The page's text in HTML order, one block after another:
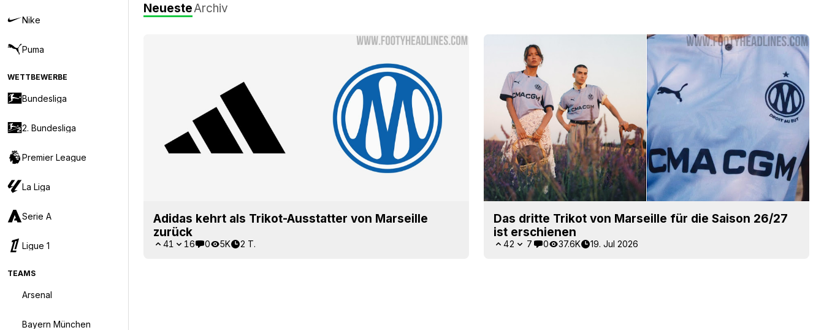
Nike
Puma
WETTBEWERBE
Bundesliga
2. Bundesliga
Premier League
La Liga
Serie A
Ligue 1
TEAMS
Arsenal
Bayern München
NeuesteArchiv
Adidas kehrt als Trikot-Ausstatter von Marseille
zurück
41 16 0 5K 2 T.
Das dritte Trikot von Marseille für die Saison 26/27
ist erschienen
42 7 0 37.6K 19. Jul 2026